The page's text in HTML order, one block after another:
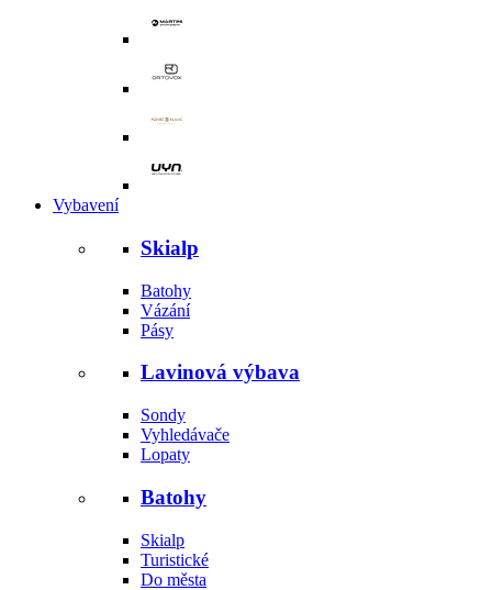
Vybavení
Skialp
Batohy
Vázání
Pásy
Lavinová výbava
Sondy
Vyhledávače
Lopaty
Batohy
Skialp
Turistické
Do města